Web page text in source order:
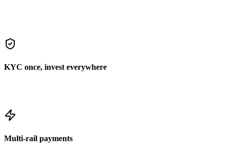
KYC once, invest everywhere
Multi-rail payments